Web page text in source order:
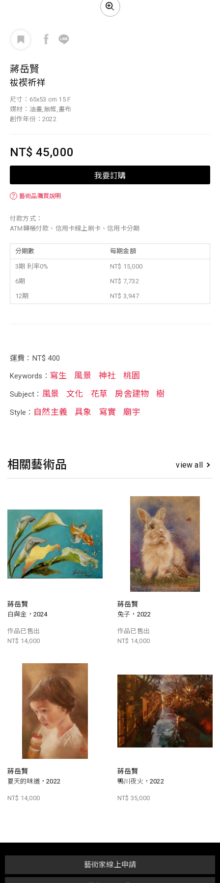
蔣岳賢
祓褉祈祥
尺寸：65x53 cm 15 F
媒材：油畫,無框,畫布
創作年份：2022
NT$ 45,000
我要訂購
？ 藝術品購買說明
付款方式：
ATM轉帳付款、信用卡線上刷卡、信用卡分期
分期數 每期金額
3期 利率0%
NT$ 15,000
6期
NT$ 7,732
12期
NT$ 3,947
運費：NT$ 400
Keywords： 寫生 風景 神社 桃園
Subject： 風景 文化 花草 房舍建物 樹
Style： 自然主義 具象 寫實 廟宇
相關藝術品 view all
蔣岳賢
白與金，2024
作品已售出
NT$ 14,000
蔣岳賢
兔子，2022
作品已售出
NT$ 14,000
蔣岳賢
夏天的味道，2022
NT$ 14,000
蔣岳賢
鴨川夜火，2022
NT$ 35,000
藝術家線上申請